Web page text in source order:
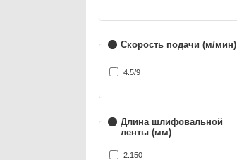
Скорость подачи (м/мин)
4.5/9
Длина шлифовальной
ленты (мм)
2.150